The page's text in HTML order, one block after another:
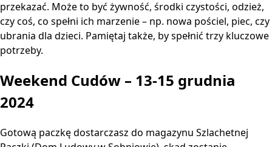
przekazać. Może to być żywność, środki czystości, odzież,
czy coś, co spełni ich marzenie – np. nowa pościel, piec, czy
ubrania dla dzieci. Pamiętaj także, by spełnić trzy kluczowe
potrzeby.
Weekend Cudów – 13-15 grudnia
2024
Gotową paczkę dostarczasz do magazynu Szlachetnej